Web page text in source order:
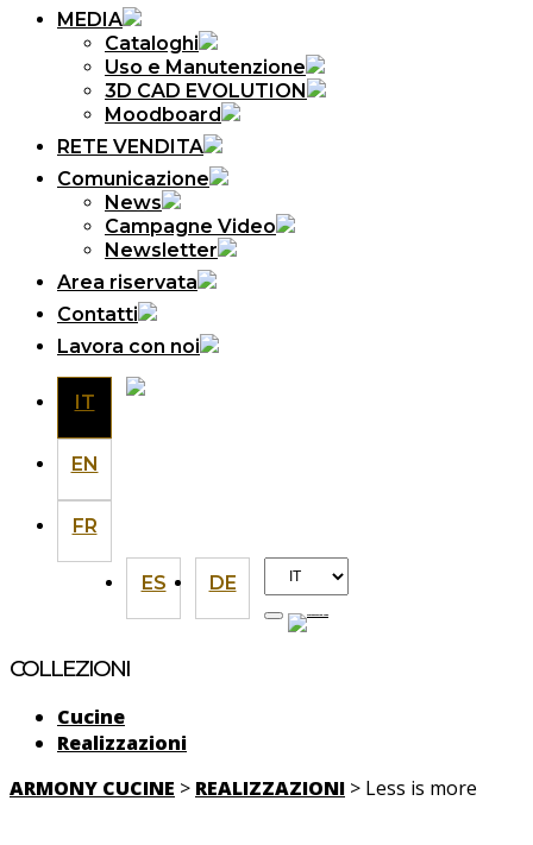
MEDIA
Cataloghi
Uso e Manutenzione
3D CAD EVOLUTION
Moodboard
RETE VENDITA
Comunicazione
News
Campagne Video
Newsletter
Area riservata
Contatti
Lavora con noi
IT
EN
FR
ES DE
Scegli
una
lingua
COLLEZIONI
Cucine
Realizzazioni
ARMONY CUCINE > REALIZZAZIONI > Less is more